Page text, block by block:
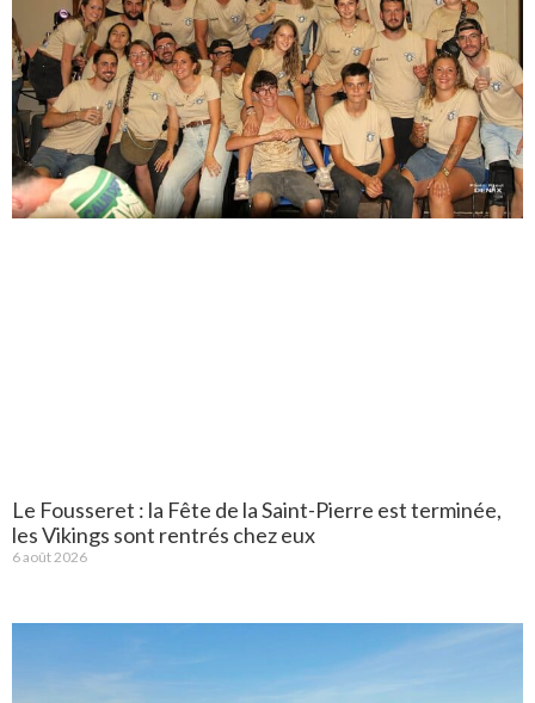
Le Fousseret : la Fête de la Saint-Pierre est terminée,
les Vikings sont rentrés chez eux
6 août 2026